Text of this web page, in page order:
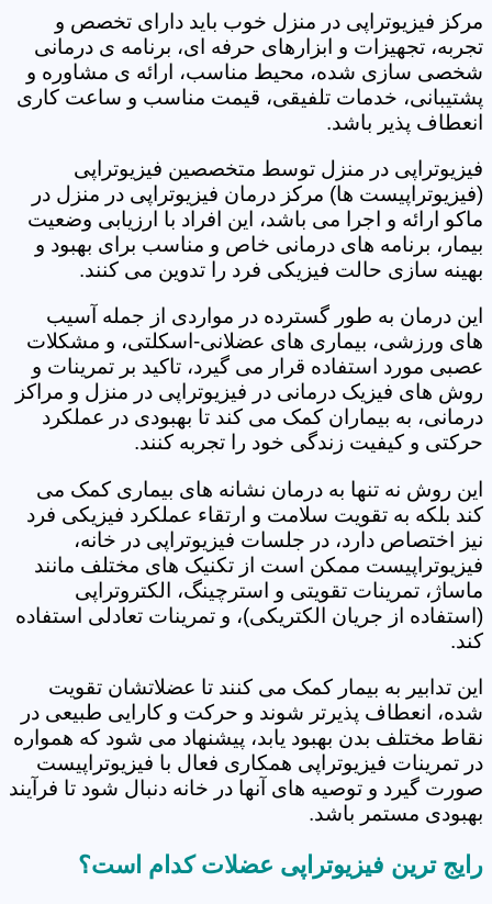
مرکز فیزیوتراپی در منزل خوب باید دارای تخصص و
تجربه، تجهیزات و ابزارهای حرفه ای، برنامه ی درمانی
شخصی سازی شده، محیط مناسب، ارائه ی مشاوره و
پشتیبانی، خدمات تلفیقی، قیمت مناسب و ساعت کاری
انعطاف پذیر باشد.
فیزیوتراپی در منزل توسط متخصصین فیزیوتراپی
(فیزیوتراپیست ها) مرکز درمان فیزیوتراپی در منزل در
ماکو ارائه و اجرا می باشد، این افراد با ارزیابی وضعیت
بیمار، برنامه های درمانی خاص و مناسب برای بهبود و
بهینه سازی حالت فیزیکی فرد را تدوین می کنند.
این درمان به طور گسترده در مواردی از جمله آسیب
های ورزشی، بیماری های عضلانی-اسکلتی، و مشکلات
عصبی مورد استفاده قرار می گیرد، تاکید بر تمرینات و
روش های فیزیک درمانی در فیزیوتراپی در منزل و مراکز
درمانی، به بیماران کمک می کند تا بهبودی در عملکرد
حرکتی و کیفیت زندگی خود را تجربه کنند.
این روش نه تنها به درمان نشانه های بیماری کمک می
کند بلکه به تقویت سلامت و ارتقاء عملکرد فیزیکی فرد
نیز اختصاص دارد، در جلسات فیزیوتراپی در خانه،
فیزیوتراپیست ممکن است از تکنیک های مختلف مانند
ماساژ، تمرینات تقویتی و استرچینگ، الکتروتراپی
(استفاده از جریان الکتریکی)، و تمرینات تعادلی استفاده
کند.
این تدابیر به بیمار کمک می کنند تا عضلاتشان تقویت
شده، انعطاف پذیرتر شوند و حرکت و کارایی طبیعی در
نقاط مختلف بدن بهبود یابد، پیشنهاد می شود که همواره
در تمرینات فیزیوتراپی همکاری فعال با فیزیوتراپیست
صورت گیرد و توصیه های آنها در خانه دنبال شود تا فرآیند
بهبودی مستمر باشد.
رایج ترین فیزیوتراپی عضلات کدام است؟